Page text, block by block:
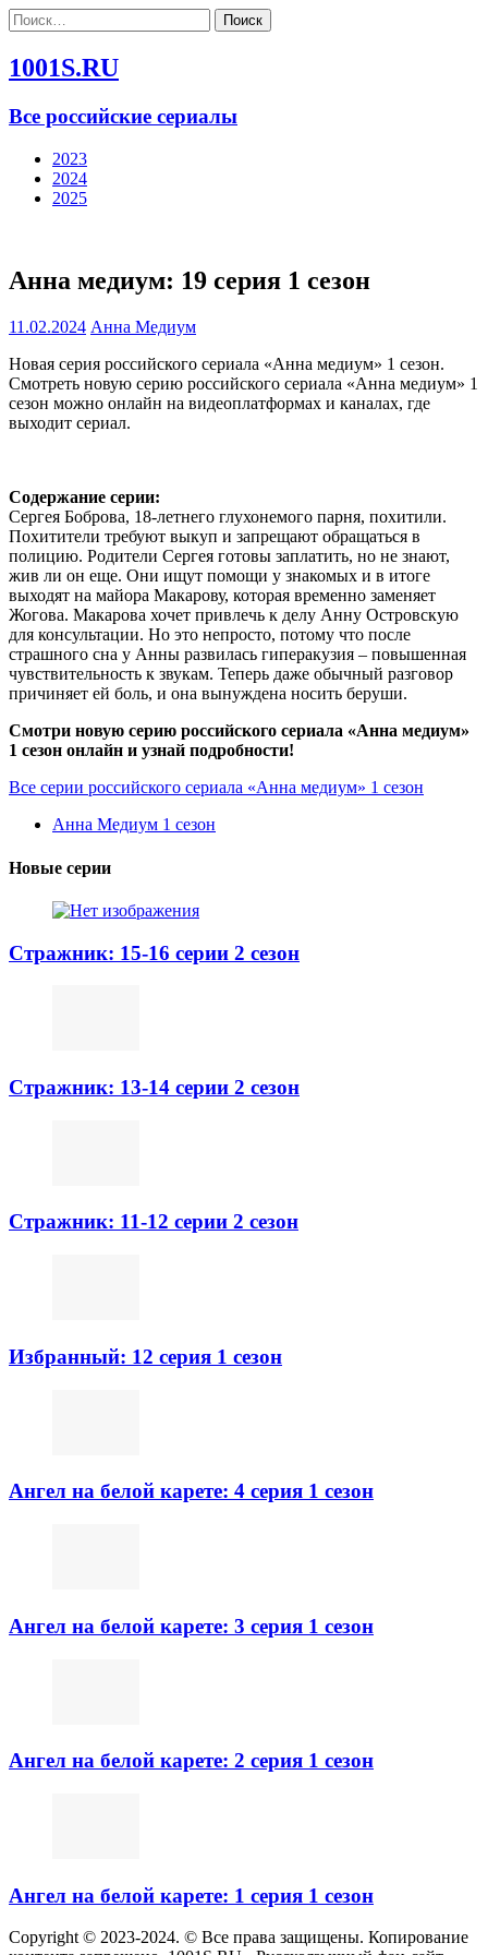
Найти:
1001S.RU
Все российские сериалы
2023
2024
2025
Анна медиум: 19 серия 1 сезон
11.02.2024 Анна Медиум
Новая серия российского сериала «Анна медиум» 1 сезон.
Смотреть новую серию российского сериала «Анна медиум» 1
сезон можно онлайн на видеоплатформах и каналах, где
выходит сериал.
Содержание серии:
Сергея Боброва, 18-летнего глухонемого парня, похитили.
Похитители требуют выкуп и запрещают обращаться в
полицию. Родители Сергея готовы заплатить, но не знают,
жив ли он еще. Они ищут помощи у знакомых и в итоге
выходят на майора Макарову, которая временно заменяет
Жогова. Макарова хочет привлечь к делу Анну Островскую
для консультации. Но это непросто, потому что после
страшного сна у Анны развилась гиперакузия – повышенная
чувствительность к звукам. Теперь даже обычный разговор
причиняет ей боль, и она вынуждена носить беруши.
Смотри новую серию российского сериала «Анна медиум»
1 сезон онлайн и узнай подробности!
Все серии российского сериала «Анна медиум» 1 сезон
Анна Медиум 1 сезон
Новые серии
Стражник: 15-16 серии 2 сезон
Стражник: 13-14 серии 2 сезон
Стражник: 11-12 серии 2 сезон
Избранный: 12 серия 1 сезон
Ангел на белой карете: 4 серия 1 сезон
Ангел на белой карете: 3 серия 1 сезон
Ангел на белой карете: 2 серия 1 сезон
Ангел на белой карете: 1 серия 1 сезон
Copyright © 2023-2024. © Все права защищены. Копирование